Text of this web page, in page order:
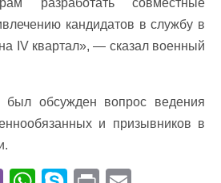
разработать совместные
кандидатов в службу в
IV квартал», — сказал военный
был обсужден вопрос ведения
и призывников в